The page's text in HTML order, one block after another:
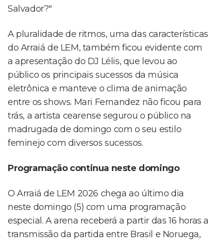
Salvador?"
A pluralidade de ritmos, uma das características
do Arraiá de LEM, também ficou evidente com
a apresentação do DJ Lélis, que levou ao
público os principais sucessos da música
eletrônica e manteve o clima de animação
entre os shows. Mari Fernandez não ficou para
trás, a artista cearense segurou o público na
madrugada de domingo com o seu estilo
feminejo com diversos sucessos.
Programação continua neste domingo
O Arraiá de LEM 2026 chega ao último dia
neste domingo (5) com uma programação
especial. A arena receberá a partir das 16 horas a
transmissão da partida entre Brasil e Noruega,